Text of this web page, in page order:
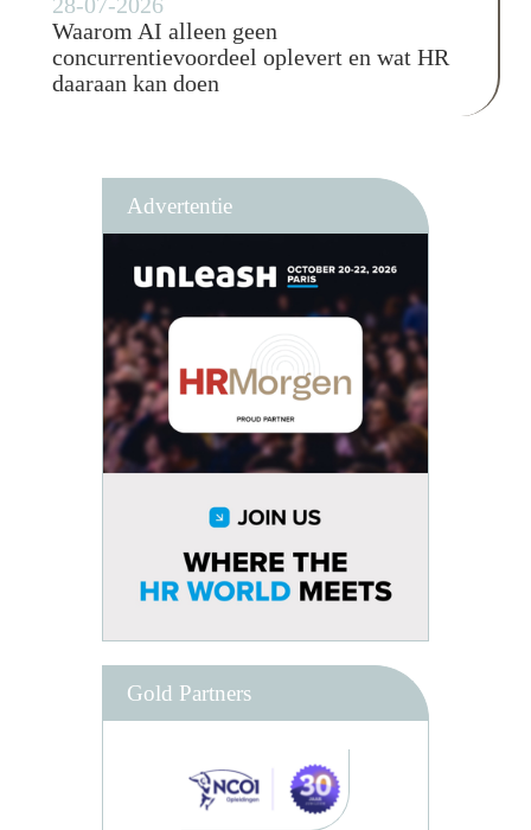
Waarom AI alleen geen
concurrentievoordeel oplevert en wat HR
daaraan kan doen
Advertentie
Gold Partners